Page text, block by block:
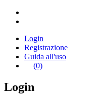
Login
Registrazione
Guida all'uso
(0)
Login